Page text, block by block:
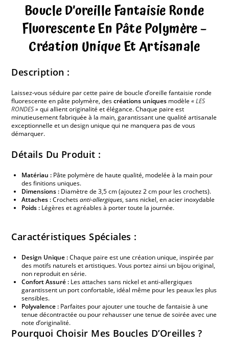
Boucle D’oreille Fantaisie Ronde
Fluorescente En Pâte Polymère –
Création Unique Et Artisanale
Description :
Laissez-vous séduire par cette paire de boucle d’oreille fantaisie ronde
fluorescente en pâte polymère, descréations uniques modèle«LES
RONDES»qui allient originalité et élégance. Chaque paire est
minutieusement fabriquée à la main, garantissant une qualité artisanale
exceptionnelle et un design unique qui ne manquera pas de vous
démarquer.
Détails Du Produit :
Matériau : Pâte polymère de haute qualité, modelée à la main pour
des finitions uniques.
Dimensions : Diamètre de 3,5 cm (ajoutez 2 cm pour les crochets).
Attaches :Crochetsanti-allergiques, sans nickel, en acier inoxydable
Poids : Légères et agréables à porter toute la journée.
Caractéristiques Spéciales :
Design Unique :Chaque paire est une création unique, inspirée par
des motifs naturels et artistiques. Vous portez ainsi un bijou original,
non reproduit en série.
Confort Assuré : Les attaches sans nickel et anti-allergiques
garantissent un port confortable, idéal même pour les peaux les plus
sensibles.
Polyvalence : Parfaites pour ajouter une touche de fantaisie à une
tenue décontractée ou pour rehausser une tenue de soirée avec une
note d’originalité.
Pourquoi Choisir Mes Boucles D’Oreilles ?